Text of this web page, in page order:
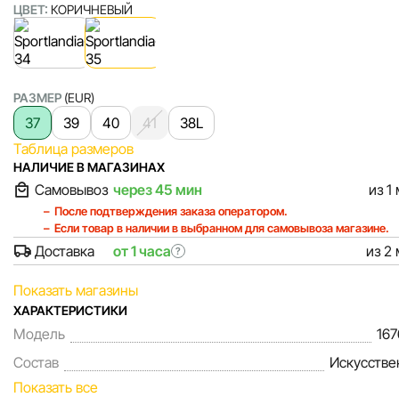
ЦВЕТ: КОРИЧНЕВЫЙ
РАЗМЕР (EUR)
37 39 40 41
38L
Таблица размеров
НАЛИЧИЕ В МАГАЗИНАХ
Самовывоз через 45 мин из 1
После подтверждения заказа оператором.
Если товар в наличии в выбранном для самовывоза магазине.
Доставка от 1 часа ? из 2
Показать магазины
ХАРАКТЕРИСТИКИ
Модель
Состав
Показать все